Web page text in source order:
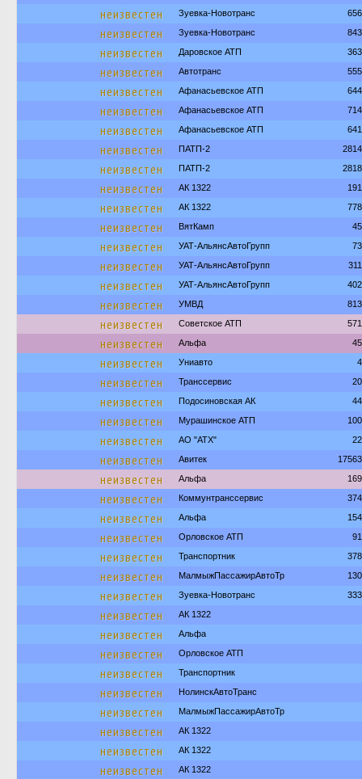
неизвестен
Зуевка-Новотранс
неизвестен Зуевка-Новотранс
неизвестен Даровское АТП
неизвестен Автотранс
неизвестен Афанасьевское АТП
неизвестен Афанасьевское АТП
неизвестен Афанасьевское АТП
неизвестен ПАТП-2
неизвестен ПАТП-2
неизвестен АК 1322
неизвестен АК 1322
неизвестен ВятКамп
неизвестен УАТ-АльянсАвтоГрупп
неизвестен УАТ-АльянсАвтоГрупп
неизвестен УАТ-АльянсАвтоГрупп
неизвестен УМВД
неизвестен Советское АТП
неизвестен Альфа
неизвестен Униавто
неизвестен Транссервис
неизвестен Подосиновская АК
неизвестен Мурашинское АТП
неизвестен АО "АТХ"
неизвестен Авитек
неизвестен Альфа
неизвестен Коммунтранссервис
неизвестен Альфа
неизвестен Орловское АТП
неизвестен Транспортник
неизвестен МалмыжПассажирАвтоТр
неизвестен Зуевка-Новотранс
неизвестен АК 1322
неизвестен Альфа
неизвестен Орловское АТП
неизвестен Транспортник
неизвестен НолинскАвтоТранс
неизвестен МалмыжПассажирАвтоТр
неизвестен АК 1322
неизвестен АК 1322
неизвестен АК 1322